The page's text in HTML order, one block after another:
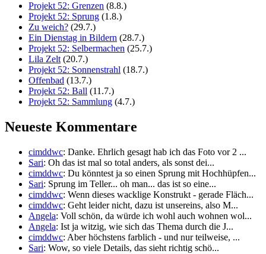
Projekt 52: Grenzen (8.8.)
Projekt 52: Sprung (1.8.)
Zu weich? (29.7.)
Ein Dienstag in Bildern (28.7.)
Projekt 52: Selbermachen (25.7.)
Lila Zelt (20.7.)
Projekt 52: Sonnenstrahl (18.7.)
Offenbad (13.7.)
Projekt 52: Ball (11.7.)
Projekt 52: Sammlung (4.7.)
Neueste Kommentare
cimddwc: Danke. Ehrlich gesagt hab ich das Foto vor 2 ...
Sari: Oh das ist mal so total anders, als sonst dei...
cimddwc: Du könntest ja so einen Sprung mit Hochhüpfen...
Sari: Sprung im Teller... oh man... das ist so eine...
cimddwc: Wenn dieses wacklige Konstrukt - gerade Fläch...
cimddwc: Geht leider nicht, dazu ist unsereins, also M...
Angela: Voll schön, da würde ich wohl auch wohnen wol...
Angela: Ist ja witzig, wie sich das Thema durch die J...
cimddwc: Aber höchstens farblich - und nur teilweise, ...
Sari: Wow, so viele Details, das sieht richtig schö...